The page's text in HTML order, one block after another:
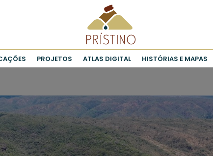
PROJETOS ATLAS DIGITAL HISTÓRIAS E MAPAS